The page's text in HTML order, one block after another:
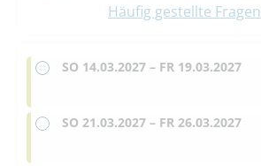
Häufig gestellte Fragen
SO 14.03.2027 – FR 19.03.2027
SO 21.03.2027 – FR 26.03.2027